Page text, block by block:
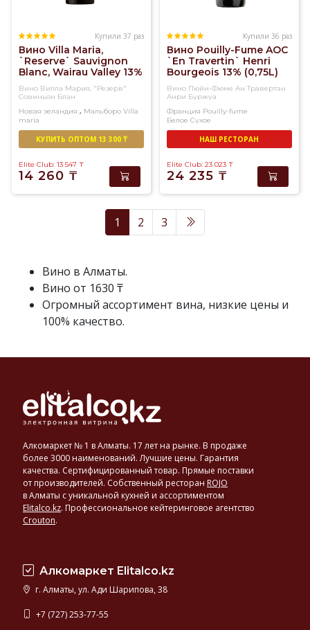
Купили 37 раз
Вино Villa Maria,
`Reserve` Sauvignon
Blanc, Wairau Valley 13%
(0,75L)
Вино Вилла Мария, "Резерв"
Совиньон Блан
Новая зеландия , Мальборо Villa
maria
Белое Сухое
КУПИТЬ ОПТОМ 13 300 ₸
Elite Club: 13 547 ₸
14 260 ₸
Купили 36 раз
Вино Pouilly-Fume AOC
`En Travertin` Henri
Bourgeois 13% (0,75L)
Вино Пюйи-Фюме Ан Травертан
Анри Буржуа
Франция Pouilly-fume
Белое Сухое
НАШ РЕСТОРАН
Elite Club: 23 023 ₸
24 235 ₸
1 2 3
Вино в Алматы.
Вино от 1630 ₸
Огромный ассортимент вина, низкие цены и
100% качество.
Алкомаркет № 1 в Алматы. 17 лет на рынке. В продаже
более 3000 наименований. Лучшие цены. Гарантия
качества. Сертифицированный товар. Прямые поставки
от производителей. Собственный ресторан ROJO
в Алматы с уникальной кухней и ассортиментом
Elitalco.kz. Профессиональное кейтеринговое агентство
Crouton.
Алкомаркет Elitalco.kz
г. Алматы, ул. Ади Шарипова, 38
+7 (727) 253-77-55